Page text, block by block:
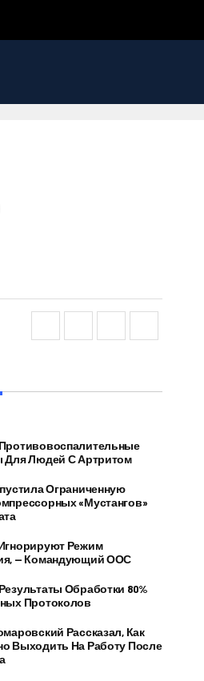
Для Людей С Артритом
Ограниченную
«Мустангов»
Режим
— Командующий ООС
Обработки 80%
Протоколов
Рассказал, Как
Выходить На Работу После